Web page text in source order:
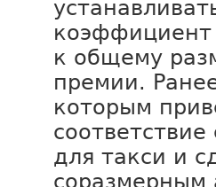
коэффициент
к общему
премии.
которым
для такси и
соразмерным